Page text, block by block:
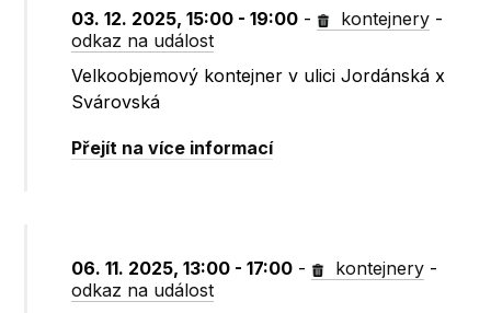
03. 12. 2025, 15:00 - 19:00 - kontejnery -
odkaz na událost
Velkoobjemový kontejner v ulici Jordánská x
Svárovská
Přejít na více informací
06. 11. 2025, 13:00 - 17:00 - kontejnery -
odkaz na událost